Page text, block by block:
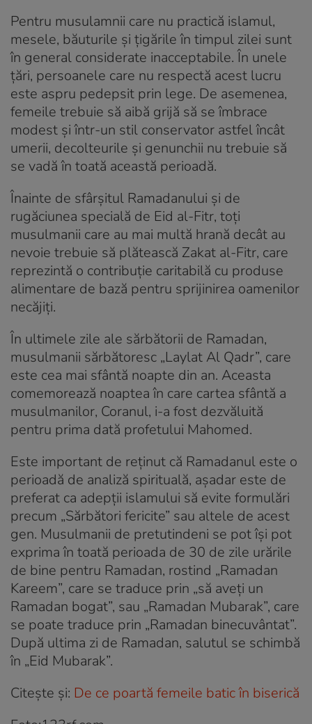
Pentru musulamnii care nu practică islamul,
mesele, băuturile și țigările în timpul zilei sunt
în general considerate inacceptabile. În unele
țări, persoanele care nu respectă acest lucru
este aspru pedepsit prin lege. De asemenea,
femeile trebuie să aibă grijă să se îmbrace
modest și într-un stil conservator astfel încât
umerii, decolteurile și genunchii nu trebuie să
se vadă în toată această perioadă.
Înainte de sfârșitul Ramadanului și de
rugăciunea specială de Eid al-Fitr, toți
musulmanii care au mai multă hrană decât au
nevoie trebuie să plătească Zakat al-Fitr, care
reprezintă o contribuție caritabilă cu produse
alimentare de bază pentru sprijinirea oamenilor
necăjiți.
În ultimele zile ale sărbătorii de Ramadan,
musulmanii sărbătoresc „Laylat Al Qadr”, care
este cea mai sfântă noapte din an. Aceasta
comemorează noaptea în care cartea sfântă a
musulmanilor, Coranul, i-a fost dezvăluită
pentru prima dată profetului Mahomed.
Este important de reținut că Ramadanul este o
perioadă de analiză spirituală, așadar este de
preferat ca adepții islamului să evite formulări
precum „Sărbători fericite” sau altele de acest
gen. Musulmanii de pretutindeni se pot își pot
exprima în toată perioada de 30 de zile urările
de bine pentru Ramadan, rostind „Ramadan
Kareem”, care se traduce prin „să aveți un
Ramadan bogat”, sau „Ramadan Mubarak”, care
se poate traduce prin „Ramadan binecuvântat”.
După ultima zi de Ramadan, salutul se schimbă
în „Eid Mubarak”.
Citește și: De ce poartă femeile batic în biserică